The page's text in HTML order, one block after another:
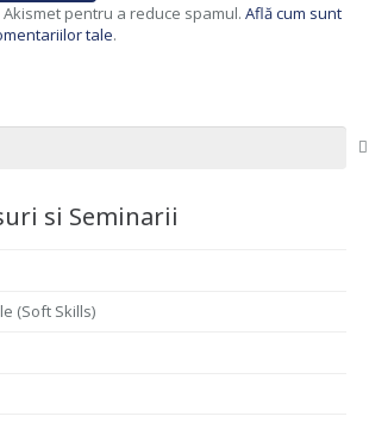
pentru a reduce spamul. Află cum sunt
tale.
si Seminarii
(Soft Skills)